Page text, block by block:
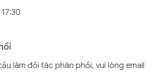
làm đối tác phân phối, vui lòng email